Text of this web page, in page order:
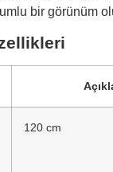
bir görünüm
120 cm